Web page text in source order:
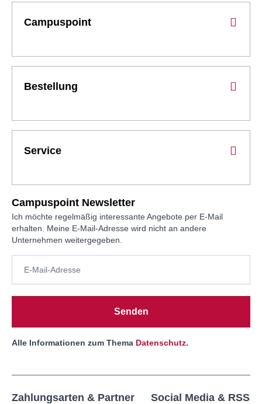
Campuspoint
Bestellung
Service
Campuspoint Newsletter
Ich möchte regelmäßig interessante Angebote per E-Mail
erhalten. Meine E-Mail-Adresse wird nicht an andere
Unternehmen weitergegeben.
Senden
Alle Informationen zum Thema Datenschutz.
Zahlungsarten & Partner Social Media & RSS